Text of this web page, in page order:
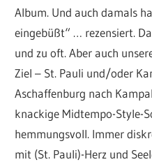
Album. Und auch damals
eingebüßt“ … rezensiert.
und zu oft. Aber auch
Ziel – St. Pauli und/oder
Aschaffenburg nach
knackige Midtempo-Style-
hemmungsvoll. Immer
mit (St. Pauli)-Herz und